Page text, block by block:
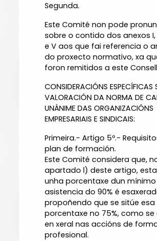
Segunda.
Este Comité non pode
sobre o contido dos anexos I,
e V aos que fai referencia o
do proxecto normativo, xa
foron remitidos a este
CONSIDERACIÓNS ESPECÍFICAS
VALORACIÓN DA NORMA DE
UNÁNIME DAS ORGANIZACIÓNS
EMPRESARIAIS E SINDICAIS:
Primeira.- Artigo 5º.-
plan de formación.
Este Comité considera que,
apartado l) deste artigo,
unha porcentaxe dun
asistencia do 90% é
propoñendo que se sitúe esa
porcentaxe no 75%, como se
en xeral nas accións de
profesional.